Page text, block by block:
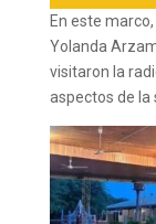
En este
Yolanda
visitaron la
aspectos de la